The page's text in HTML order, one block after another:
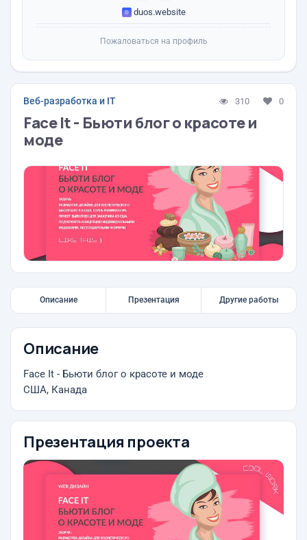
duos.website
Пожаловаться на профиль
Веб-разработка и IT 310 0
Face It - Бьюти блог о красоте и
моде
Описание Презентация Другие работы
Описание
Face It - Бьюти блог о красоте и моде
США, Канада
Презентация проекта